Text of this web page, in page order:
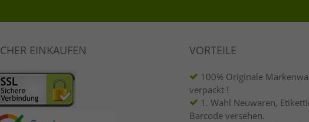
EINKAUFEN VORTEILE
100% Originale
verpackt !
1. Wahl Neuwaren,
Barcode versehen.